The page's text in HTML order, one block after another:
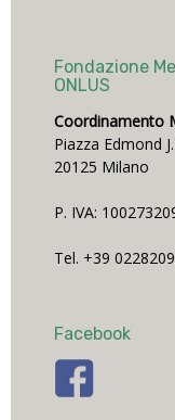
Fondazione
ONLUS
Coordinamento
Piazza Edmond
20125 Milano
P. IVA:
Tel. +39
Facebook